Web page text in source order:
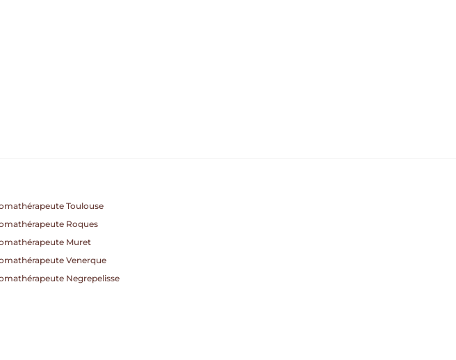
Toulouse
Roques
Muret
Venerque
Negrepelisse